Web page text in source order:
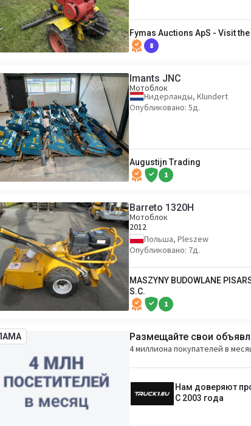
Fymas Auctions ApS - Visit
8
Imants JNC
Мотоблок
Нидерланды, Klundert
Опубликовано: 5д.
Augustijn Trading
1
Barreto 1320H
Мотоблок
2012
Польша, Pleszew
Опубликовано: 7д.
MASZYNY BUDOWLANE
S.C.
1
Размещайте свои
4 миллиона покупателей в
Нам доверяют
С 2003 года